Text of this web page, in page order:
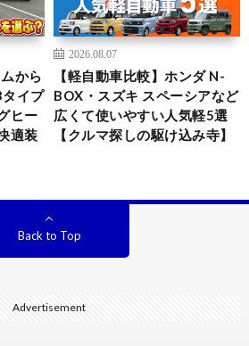
から
イプ
ヒー
適装
2026.08.07
【軽自動車比較】ホンダ N-
BOX・スズキ スペーシアなど
広くて使いやすい人気軽5選
【クルマ探しの駆け込み寺】
Back to Top
Advertisement